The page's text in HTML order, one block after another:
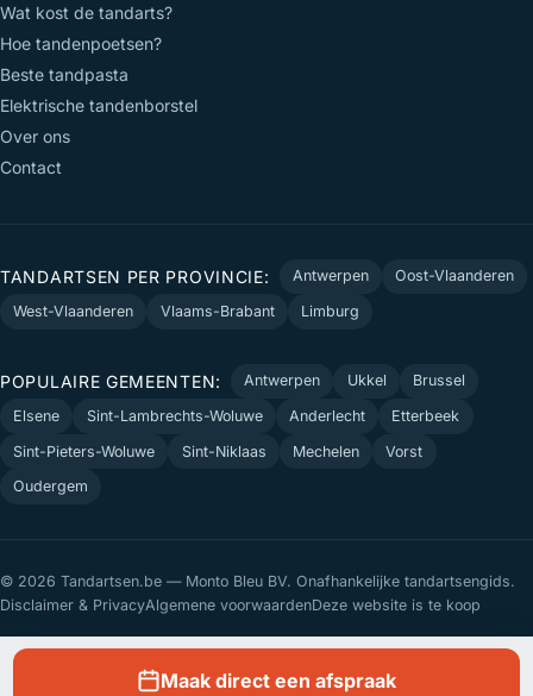
Wat kost de tandarts?
Hoe tandenpoetsen?
Beste tandpasta
Elektrische tandenborstel
Over ons
Contact
TANDARTSEN PER PROVINCIE: Antwerpen
Oost-Vlaanderen
West-Vlaanderen
Vlaams-Brabant Limburg
POPULAIRE GEMEENTEN: Antwerpen Ukkel
Brussel
Elsene
Sint-Lambrechts-Woluwe Anderlecht
Etterbeek
Sint-Pieters-Woluwe
Sint-Niklaas Mechelen
Vorst
Oudergem
© 2026 Tandartsen.be — Monto Bleu BV. Onafhankelijke tandartsengids.
Disclaimer & PrivacyAlgemene voorwaardenDeze website is te koop
Maak direct een afspraak